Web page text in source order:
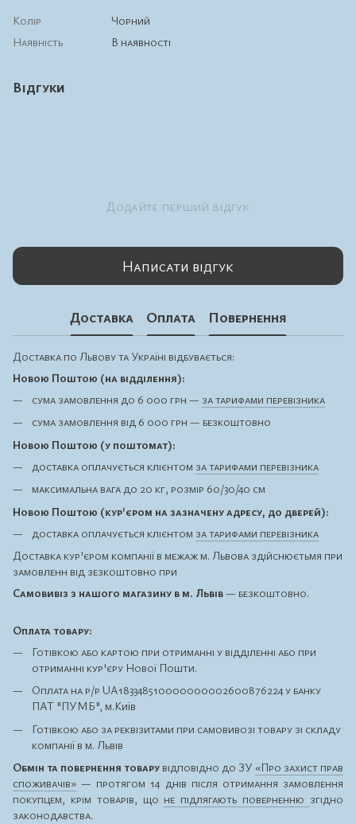
Колір
Чорний
Наявність
В наявності
Відгуки
Додайте перший відгук
Написати відгук
Доставка Оплата Повернення
Доставка по Львову та Україні відбувається:
Новою Поштою (на відділення):
сума замовлення до 6 000 грн — за тарифами перевізника
сума замовлення від 6 000 грн — безкоштовно
Новою Поштою (у поштомат):
доставка оплачується клієнтом за тарифами перевізника
максимальна вага до 20 кг, розмір 60/30/40 см
Новою Поштою (кур'єром на зазначену адресу, до дверей):
доставка оплачується клієнтом за тарифами перевізника
Доставка кур'єром компанії в межаж м. Львова здійснюєтьмя при
замовленн від зезкоштовно при
Самовивіз з нашого магазину в м. Львів— безкоштовно.
Оплата товару:
Готівкою або картою при отриманні у відділенні або при
отриманні кур'єру Нової Пошти.
Оплата на р/р UA183348510000000002600876224 у банку
ПАТ "ПУМБ", м.Київ
Готівкою або за реквізитами при самовивозі товару зі складу
компанії в м. Львів
Обмін та повернення товару відповідно до ЗУ «Про захист прав
споживачів» — протягом 14 днів після отримання замовлення
покупцем, крім товарів, що не підлягають поверненню згідно
законодавства.